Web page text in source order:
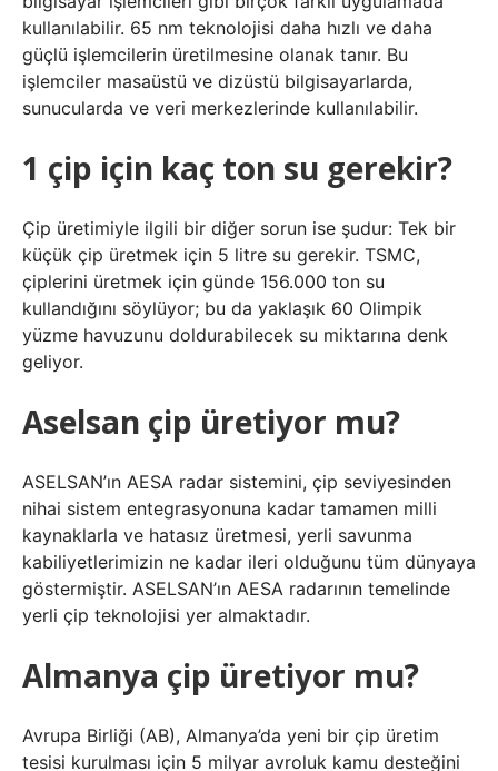
kullanılabilir. 65 nm teknolojisi daha hızlı ve daha
güçlü işlemcilerin üretilmesine olanak tanır. Bu
işlemciler masaüstü ve dizüstü bilgisayarlarda,
sunucularda ve veri merkezlerinde kullanılabilir.
1 çip için kaç ton su gerekir?
Çip üretimiyle ilgili bir diğer sorun ise şudur: Tek bir
küçük çip üretmek için 5 litre su gerekir. TSMC,
çiplerini üretmek için günde 156.000 ton su
kullandığını söylüyor; bu da yaklaşık 60 Olimpik
yüzme havuzunu doldurabilecek su miktarına denk
geliyor.
Aselsan çip üretiyor mu?
ASELSAN’ın AESA radar sistemini, çip seviyesinden
nihai sistem entegrasyonuna kadar tamamen milli
kaynaklarla ve hatasız üretmesi, yerli savunma
kabiliyetlerimizin ne kadar ileri olduğunu tüm dünyaya
göstermiştir. ASELSAN’ın AESA radarının temelinde
yerli çip teknolojisi yer almaktadır.
Almanya çip üretiyor mu?
Avrupa Birliği (AB), Almanya’da yeni bir çip üretim
tesisi kurulması için 5 milyar avroluk kamu desteğini